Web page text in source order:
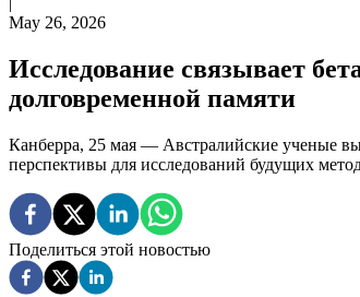
May 26, 2026
Исследование связывает
долговременной памяти
Канберра, 25 мая — Австралийские ученые
перспективы для исследований будущих
Поделиться этой новостью